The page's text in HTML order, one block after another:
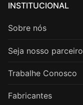
INSTITUCIONAL
Sobre nós
Seja nosso parceiro
Trabalhe Conosco
Fabricantes